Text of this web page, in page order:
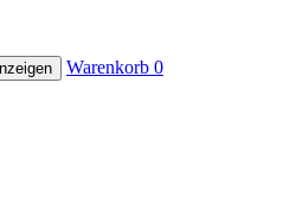
Warenkorb 0